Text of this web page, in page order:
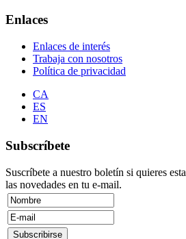
Enlaces
Enlaces de interés
Trabaja con nosotros
Política de privacidad
CA
ES
EN
Subscríbete
Suscríbete a nuestro boletín si quieres
las novedades en tu e-mail.